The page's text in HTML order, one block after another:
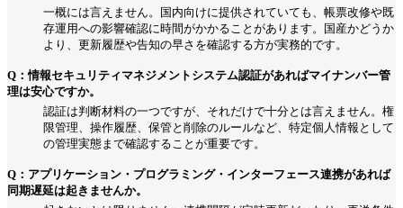
一概には言えません。国内向けに提供されていても、帳票改修や既
存運用への影響確認に時間がかかることがあります。国産かどうか
より、更新履歴や告知の早さを確認する方が実務的です。
Q：情報セキュリティマネジメントシステム認証があればマイナンバー管
理は安心ですか。
認証は判断材料の一つですが、それだけで十分とは言えません。権
限管理、操作履歴、保管と削除のルールなど、特定個人情報として
の管理実態まで確認することが重要です。
Q：アプリケーション・プログラミング・インターフェース連携があれば
同期遅延は起きませんか。